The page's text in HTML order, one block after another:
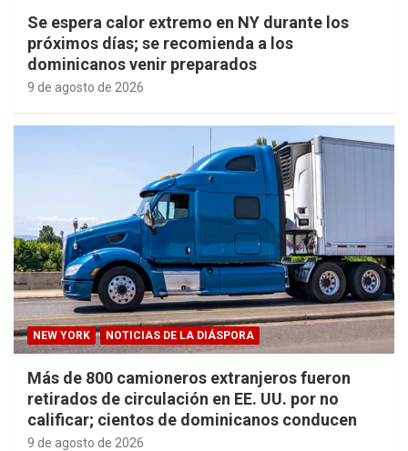
Se espera calor extremo en NY durante los
próximos días; se recomienda a los
dominicanos venir preparados
9 de agosto de 2026
NEW YORK NOTICIAS DE LA DIÁSPORA
Más de 800 camioneros extranjeros fueron
retirados de circulación en EE. UU. por no
calificar; cientos de dominicanos conducen
9 de agosto de 2026